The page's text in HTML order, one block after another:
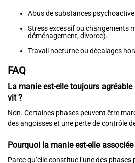
Abus de substances
Stress excessif ou changements
déménagement, divorce).
Travail nocturne ou décalages
FAQ
La manie est-elle toujours
vit ?
Non. Certaines phases peuvent être
des angoisses et une perte de contrôle
Pourquoi la manie est-elle
Parce qu’elle constitue l’une des